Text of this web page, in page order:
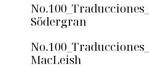
Södergran
MacLeish